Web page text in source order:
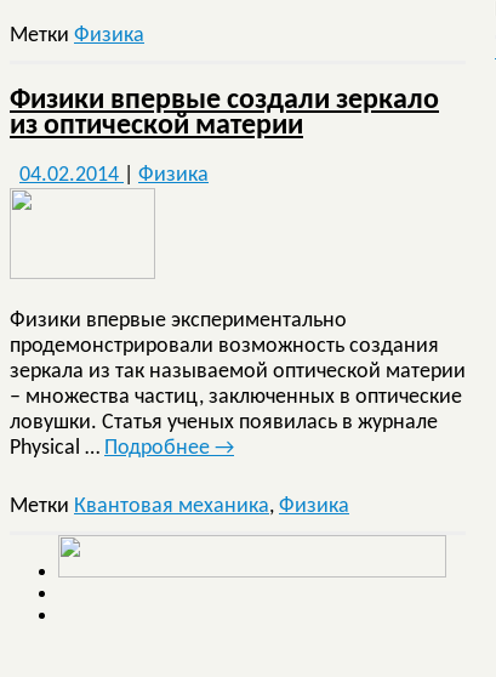
Метки Физика
Физики впервые создали зеркало
из оптической материи
04.02.2014 Физика
Физики впервые экспериментально
продемонстрировали возможность создания
зеркала из так называемой оптической материи
– множества частиц, заключенных в оптические
ловушки. Статья ученых появилась в журнале
Physical … Подробнее →
Метки Квантовая механика, Физика